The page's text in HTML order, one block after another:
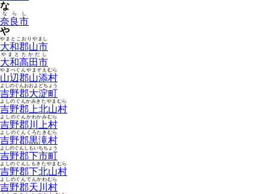
な
奈良市
ならし
や
大和郡山市
やまとこおりやまし
大和高田市
やまとたかだし
山辺郡山添村
やまべぐんやまぞえむら
吉野郡大淀町
よしのぐんおおよどちょう
吉野郡上北山村
よしのぐんかみきたやまむら
吉野郡川上村
よしのぐんかわかみむら
吉野郡黒滝村
よしのぐんくろたきむら
吉野郡下市町
よしのぐんしもいちちょう
吉野郡下北山村
よしのぐんしもきたやまむら
吉野郡天川村
よしのぐんてんかわむら